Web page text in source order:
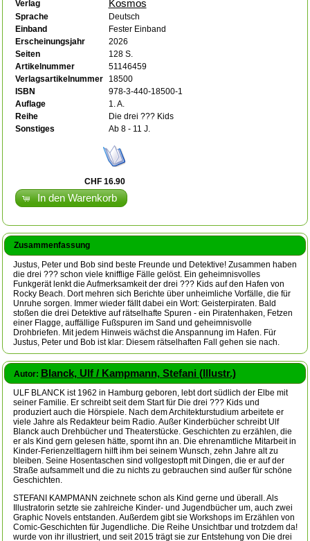
Verlag Kosmos
Sprache
Deutsch
Einband
Fester Einband
Erscheinungsjahr
2026
Seiten
128 S.
Artikelnummer
51146459
Verlagsartikelnummer
18500
ISBN
978-3-440-18500-1
Auflage
1. A.
Reihe
Die drei ??? Kids
Sonstiges
Ab 8 - 11 J.
CHF 16.90
In den Warenkorb
Zusammenfassung
Justus, Peter und Bob sind beste Freunde und Detektive! Zusammen haben
die drei ??? schon viele knifflige Fälle gelöst. Ein geheimnisvolles
Funkgerät lenkt die Aufmerksamkeit der drei ??? Kids auf den Hafen von
Rocky Beach. Dort mehren sich Berichte über unheimliche Vorfälle, die für
Unruhe sorgen. Immer wieder fällt dabei ein Wort: Geisterpiraten. Bald
stoßen die drei Detektive auf rätselhafte Spuren - ein Piratenhaken, Fetzen
einer Flagge, auffällige Fußspuren im Sand und geheimnisvolle
Drohbriefen. Mit jedem Hinweis wächst die Anspannung im Hafen. Für
Justus, Peter und Bob ist klar: Diesem rätselhaften Fall gehen sie nach.
Autor: Blanck, Ulf / Kampmann, Stefani (Illustr.)
ULF BLANCK ist 1962 in Hamburg geboren, lebt dort südlich der Elbe mit
seiner Familie. Er schreibt seit dem Start für Die drei ??? Kids und
produziert auch die Hörspiele. Nach dem Architekturstudium arbeitete er
viele Jahre als Redakteur beim Radio. Außer Kinderbücher schreibt Ulf
Blanck auch Drehbücher und Theaterstücke. Geschichten zu erzählen, die
er als Kind gern gelesen hätte, spornt ihn an. Die ehrenamtliche Mitarbeit in
Kinder-Ferienzeltlagern hilft ihm bei seinem Wunsch, zehn Jahre alt zu
bleiben. Seine Hosentaschen sind vollgestopft mit Dingen, die er auf der
Straße aufsammelt und die zu nichts zu gebrauchen sind außer für schöne
Geschichten.
STEFANI KAMPMANN zeichnete schon als Kind gerne und überall. Als
Illustratorin setzte sie zahlreiche Kinder- und Jugendbücher um, auch zwei
Graphic Novels entstanden. Außerdem gibt sie Workshops im Erzählen von
Comic-Geschichten für Jugendliche. Die Reihe Unsichtbar und trotzdem da!
wurde von ihr illustriert, und seit 2015 trägt sie zur Entstehung von Die drei